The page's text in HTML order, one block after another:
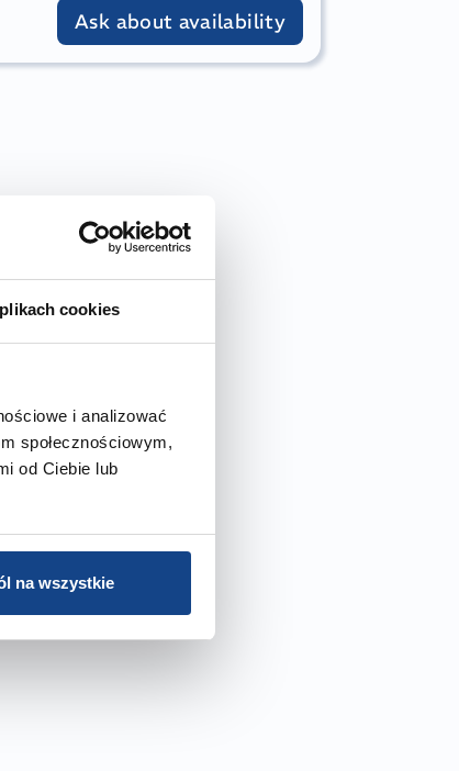
cookies
i analizować
społecznościowym,
od Ciebie lub
na wszystkie
Ask about availability